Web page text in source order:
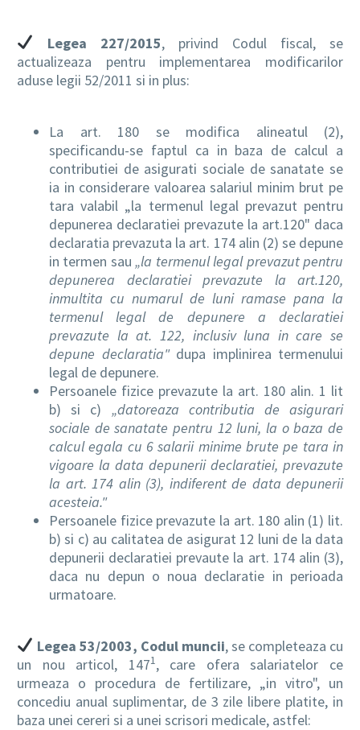
Legea 227/2015, privind Codul fiscal, se
actualizeaza pentru implementarea modificarilor
aduse legii 52/2011 si in plus:
La art. 180 se modifica alineatul (2),
specificandu-se faptul ca in baza de calcul a
contributiei de asigurati sociale de sanatate se
ia in considerare valoarea salariul minim brut pe
tara valabil „la termenul legal prevazut pentru
depunerea declaratiei prevazute la art.120" daca
declaratia prevazuta la art. 174 alin (2) se depune
in termen sau„la termenul legal prevazut pentru
depunerea declaratiei prevazute la art.120,
inmultita cu numarul de luni ramase pana la
termenul legal de depunere a declaratiei
prevazute la at. 122, inclusiv luna in care se
depune declaratia"dupa implinirea termenului
legal de depunere.
Persoanele fizice prevazute la art. 180 alin. 1 lit
b) si c) „datoreaza contributia de asigurari
sociale de sanatate pentru 12 luni, la o baza de
calcul egala cu 6 salarii minime brute pe tara in
vigoare la data depunerii declaratiei, prevazute
la art. 174 alin (3), indiferent de data depunerii
acesteia."
Persoanele fizice prevazute la art. 180 alin (1) lit.
b) si c) au calitatea de asigurat 12 luni de la data
depunerii declaratiei prevaute la art. 174 alin (3),
daca nu depun o noua declaratie in perioada
urmatoare.
Legea 53/2003, Codul muncii, se completeaza cu
un nou articol, 1471, care ofera salariatelor ce
urmeaza o procedura de fertilizare, „in vitro", un
concediu anual suplimentar, de 3 zile libere platite, in
baza unei cereri si a unei scrisori medicale, astfel: